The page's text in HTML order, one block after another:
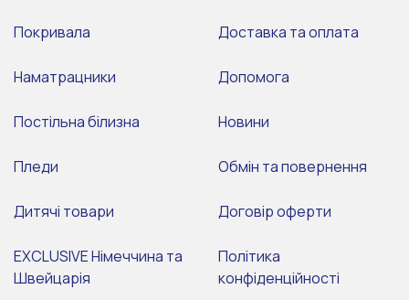
Покривала
Наматрацники
Постільна білизна
Пледи
Дитячі товари
EXCLUSIVE Німеччина та
Швейцарія
Доставка та оплата
Допомога
Новини
Обмін та повернення
Договір оферти
Політика
конфіденційності